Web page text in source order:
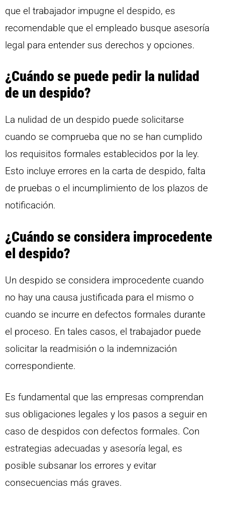
que el trabajador impugne el despido, es
recomendable que el empleado busque asesoría
legal para entender sus derechos y opciones.
¿Cuándo se puede pedir la nulidad
de un despido?
La nulidad de un despido puede solicitarse
cuando se comprueba que no se han cumplido
los requisitos formales establecidos por la ley.
Esto incluye errores en la carta de despido, falta
de pruebas o el incumplimiento de los plazos de
notificación.
¿Cuándo se considera improcedente
el despido?
Un despido se considera improcedente cuando
no hay una causa justificada para el mismo o
cuando se incurre en defectos formales durante
el proceso. En tales casos, el trabajador puede
solicitar la readmisión o la indemnización
correspondiente.
Es fundamental que las empresas comprendan
sus obligaciones legales y los pasos a seguir en
caso de despidos con defectos formales. Con
estrategias adecuadas y asesoría legal, es
posible subsanar los errores y evitar
consecuencias más graves.